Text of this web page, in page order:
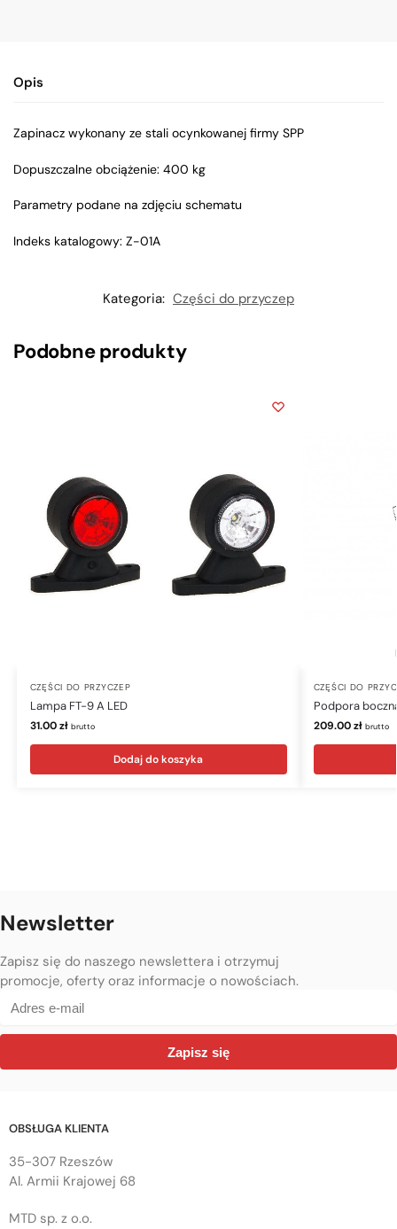
Opis
Zapinacz wykonany ze stali ocynkowanej firmy SPP
Dopuszczalne obciążenie: 400 kg
Parametry podane na zdjęciu schematu
Indeks katalogowy: Z-01A
Kategoria: Części do przyczep
Podobne produkty
CZĘŚCI DO PRZYCZEP
Lampa FT-9 A LED
31.00zł brutto
Dodaj do koszyka
CZĘŚCI DO
Podpora
209.00zł brutto
Newsletter
Zapisz się do naszego newslettera i otrzymuj
promocje, oferty oraz informacje o nowościach.
Zapisz się
OBSŁUGA KLIENTA
35-307 Rzeszów
Al. Armii Krajowej 68
MTD sp. z o.o.